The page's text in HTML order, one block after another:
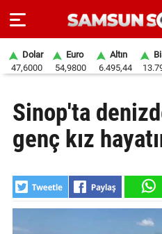
SAYFA
SAMSUN
SAMSUNSPOR
Dolar
47,6000
Euro
54,9800
Altın
6.495,44
Sinop'ta
genç kız